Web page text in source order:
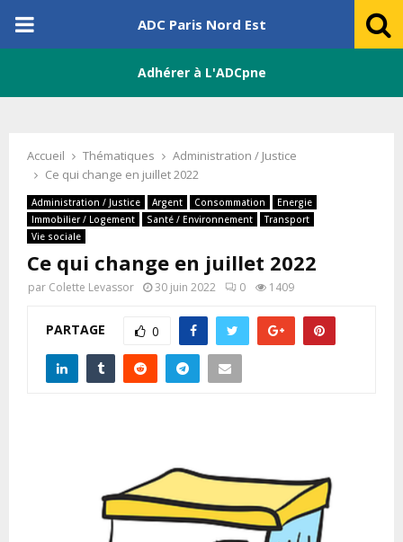
PRIMARY
ADC Paris Nord Est
Adhérer à L'ADCpne
Accueil Thématiques
Administration / Justice
Ce qui change en juillet 2022
Administration / Justice Argent Consommation
Energie
Immobilier / Logement
Santé / Environnement
Transport
Vie sociale
Ce qui change en juillet 2022
par Colette Levassor 30 juin 2022 0 1409
PARTAGE 0